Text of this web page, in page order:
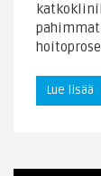
Lue lisää